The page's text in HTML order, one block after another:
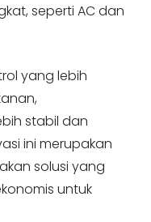
seperti AC dan
yang lebih
stabil dan
ini merupakan
solusi yang
untuk